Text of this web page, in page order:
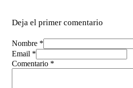
Deja el primer comentario
Nombre *
Email *
Comentario *